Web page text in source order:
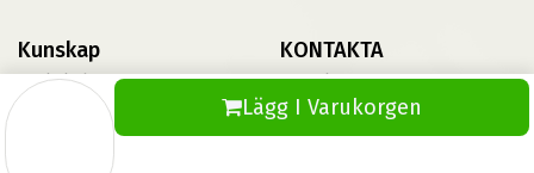
Lägg I Varukorgen
Kunskap
Däckskola
KONTAKTA
Kontakta Oss
Vinterdäck